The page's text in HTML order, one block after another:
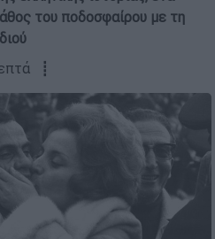
του ποδοσφαίρου με τη
┋